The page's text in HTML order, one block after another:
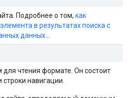
Подробнее о том, как
в результатах поиска с
данных
для чтения формате. Он состоит
навигации.